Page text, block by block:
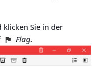
klicken Sie in der
Flag.